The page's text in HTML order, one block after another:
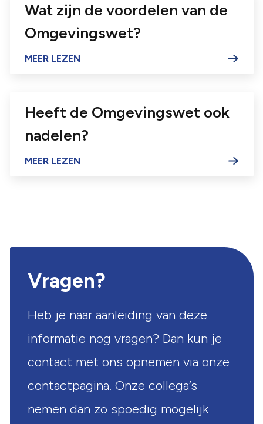
Wat zijn de voordelen van de
Omgevingswet?
Heeft de Omgevingswet ook
nadelen?
Vragen?
Heb je naar aanleiding van deze
informatie nog vragen? Dan kun je
contact met ons opnemen via onze
contactpagina. Onze collega’s
nemen dan zo spoedig mogelijk